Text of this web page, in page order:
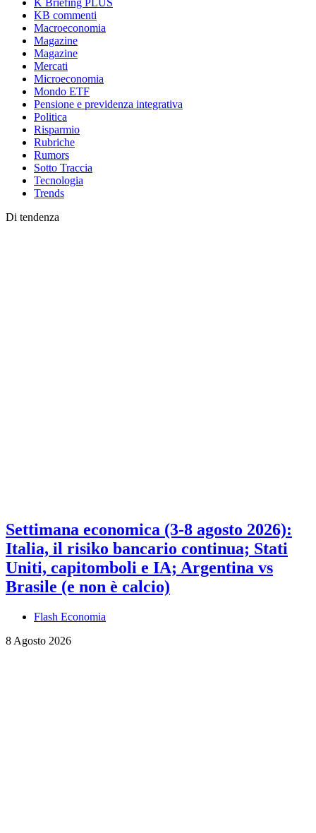
K Briefing PLUS
KB commenti
Macroeconomia
Magazine
Magazine
Mercati
Microeconomia
Mondo ETF
Pensione e previdenza integrativa
Politica
Risparmio
Rubriche
Rumors
Sotto Traccia
Tecnologia
Trends
Di tendenza
Settimana economica (3-8 agosto 2026):
Italia, il risiko bancario continua; Stati
Uniti, capitomboli e IA; Argentina vs
Brasile (e non è calcio)
Flash Economia
8 Agosto 2026